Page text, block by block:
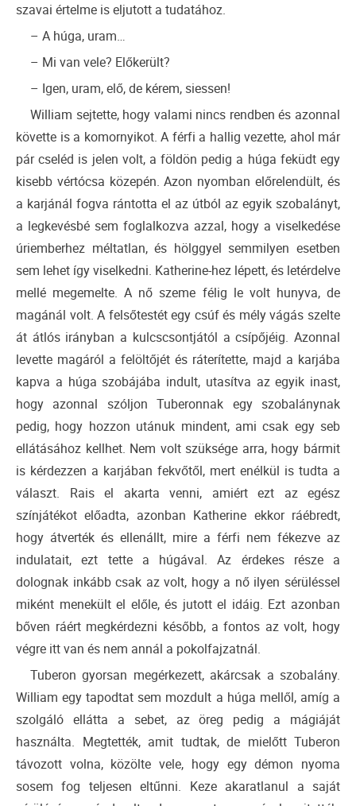
szavai értelme is eljutott a tudatához.
– A húga, uram…
– Mi van vele? Előkerült?
– Igen, uram, elő, de kérem, siessen!
William sejtette, hogy valami nincs rendben és azonnal
követte is a komornyikot. A férfi a hallig vezette, ahol már
pár cseléd is jelen volt, a földön pedig a húga feküdt egy
kisebb vértócsa közepén. Azon nyomban előrelendült, és
a karjánál fogva rántotta el az útból az egyik szobalányt,
a legkevésbé sem foglalkozva azzal, hogy a viselkedése
úriemberhez méltatlan, és hölggyel semmilyen esetben
sem lehet így viselkedni. Katherine-hez lépett, és letérdelve
mellé megemelte. A nő szeme félig le volt hunyva, de
magánál volt. A felsőtestét egy csúf és mély vágás szelte
át átlós irányban a kulcscsontjától a csípőjéig. Azonnal
levette magáról a felöltőjét és ráterítette, majd a karjába
kapva a húga szobájába indult, utasítva az egyik inast,
hogy azonnal szóljon Tuberonnak egy szobalánynak
pedig, hogy hozzon utánuk mindent, ami csak egy seb
ellátásához kellhet. Nem volt szüksége arra, hogy bármit
is kérdezzen a karjában fekvőtől, mert enélkül is tudta a
választ. Rais el akarta venni, amiért ezt az egész
színjátékot előadta, azonban Katherine ekkor ráébredt,
hogy átverték és ellenállt, mire a férfi nem fékezve az
indulatait, ezt tette a húgával. Az érdekes része a
dolognak inkább csak az volt, hogy a nő ilyen sérüléssel
miként menekült el előle, és jutott el idáig. Ezt azonban
bőven ráért megkérdezni később, a fontos az volt, hogy
végre itt van és nem annál a pokolfajzatnál.
Tuberon gyorsan megérkezett, akárcsak a szobalány.
William egy tapodtat sem mozdult a húga mellől, amíg a
szolgáló ellátta a sebet, az öreg pedig a mágiáját
használta. Megtették, amit tudtak, de mielőtt Tuberon
távozott volna, közölte vele, hogy egy démon nyoma
sosem fog teljesen eltűnni. Keze akaratlanul a saját